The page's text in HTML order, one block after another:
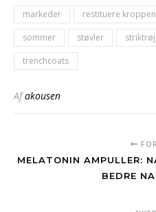
markeder
restituere
sommer
støvler
trenchcoats
Afakousen
MELATONIN AMPULLER:
BEDRE